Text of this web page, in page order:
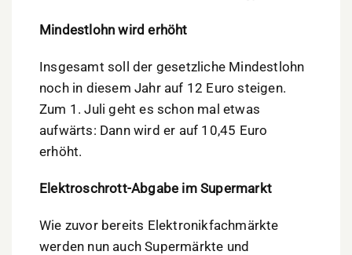
Mindestlohn wird erhöht
Insgesamt soll der gesetzliche Mindestlohn
noch in diesem Jahr auf 12 Euro steigen.
Zum 1. Juli geht es schon mal etwas
aufwärts: Dann wird er auf 10,45 Euro
erhöht.
Elektroschrott-Abgabe im Supermarkt
Wie zuvor bereits Elektronikfachmärkte
werden nun auch Supermärkte und